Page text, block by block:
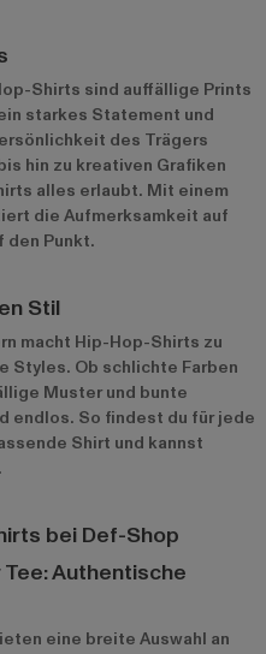
Shirts sind auffällige Prints
starkes Statement und
des Trägers
hin zu kreativen Grafiken
alles erlaubt. Mit einem
die Aufmerksamkeit auf
den Punkt.
Stil
macht Hip-Hop-Shirts zu
Styles. Ob schlichte Farben
Muster und bunte
endlos. So findest du für jede
Shirt und kannst
bei Def-Shop
Authentische
eine breite Auswahl an